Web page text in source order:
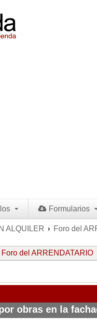
Formularios
ALQUILER Foro del
Foro del ARRENDATARIO
obras en la